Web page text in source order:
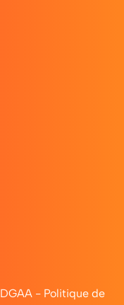
DGAA - Politique de